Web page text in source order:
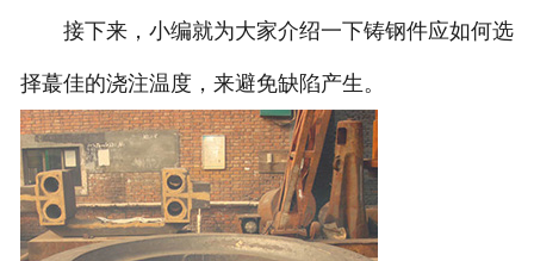
接下来，小编就为大家介绍一下铸钢件应如何选
择蕞佳的浇注温度，来避免缺陷产生。